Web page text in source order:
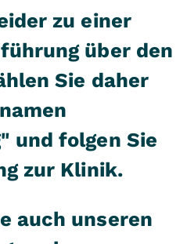
zu einer
über den
Sie daher
und folgen Sie
zur Klinik.
auch unseren